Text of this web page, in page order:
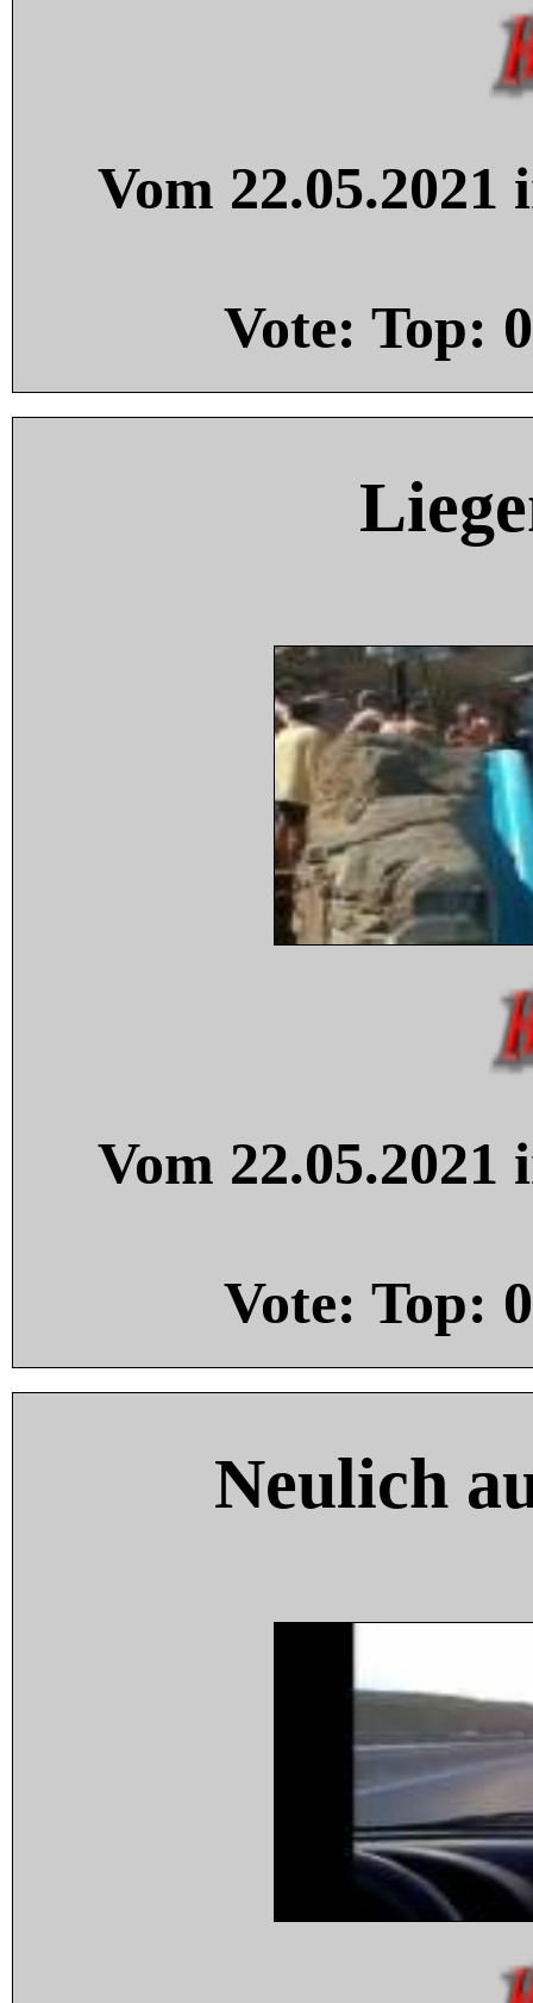
Vom
Vote: Top: 0
Vom
Vote: Top: 0
Neulich